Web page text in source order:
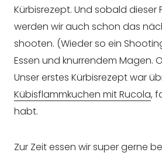
Kürbisrezept. Und sobald dieser
werden wir auch schon das
shooten. (Wieder so ein
Essen und knurrendem Magen.
Unser erstes Kürbisrezept war
Kübisflammkuchen mit Rucola,
habt.
Zur Zeit essen wir super gerne